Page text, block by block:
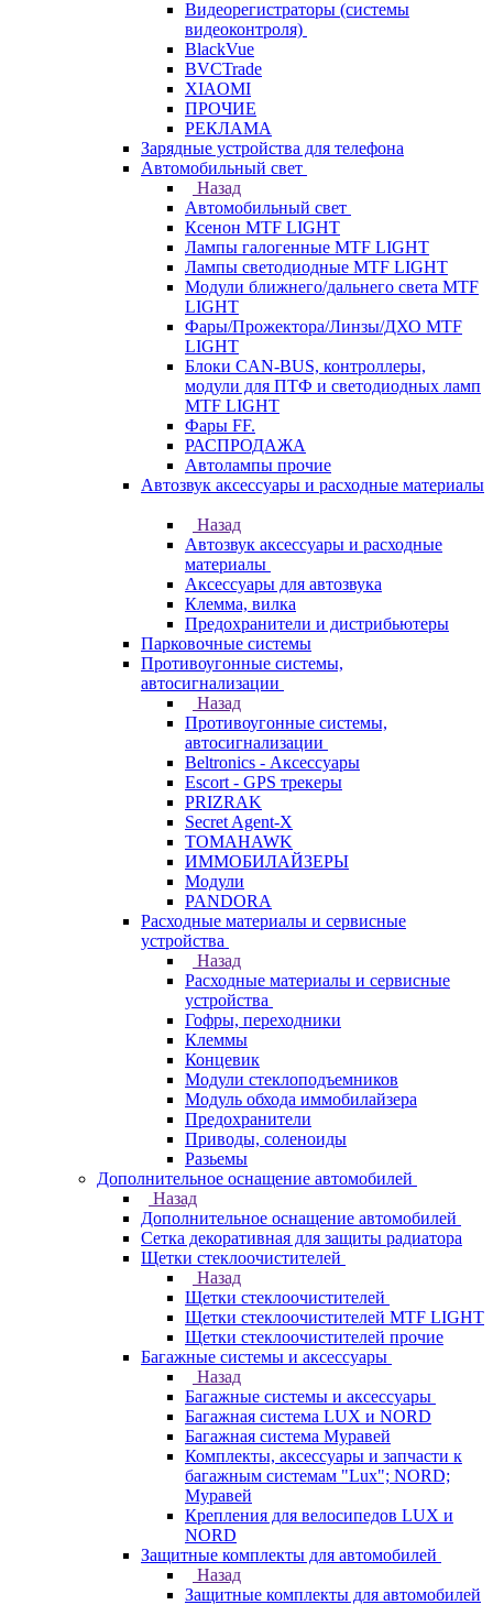
Видеорегистраторы (системы
видеоконтроля)
BlackVue
BVCTrade
XIAOMI
ПРОЧИЕ
РЕКЛАМА
Зарядные устройства для телефона
Автомобильный свет
Назад
Автомобильный свет
Ксенон MTF LIGHT
Лампы галогенные MTF LIGHT
Лампы светодиодные MTF LIGHT
Модули ближнего/дальнего света MTF
LIGHT
Фары/Прожектора/Линзы/ДХО MTF
LIGHT
Блоки CAN-BUS, контроллеры,
модули для ПТФ и светодиодных ламп
MTF LIGHT
Фары FF.
РАСПРОДАЖА
Автолампы прочие
Автозвук аксессуары и расходные материалы
Назад
Автозвук аксессуары и расходные
материалы
Аксессуары для автозвука
Клемма, вилка
Предохранители и дистрибьютеры
Парковочные системы
Противоугонные системы,
автосигнализации
Назад
Противоугонные системы,
автосигнализации
Beltronics - Аксессуары
Escort - GPS трекеры
PRIZRAK
Secret Agent-X
TOMAHAWK
ИММОБИЛАЙЗЕРЫ
Модули
PANDORA
Расходные материалы и сервисные
устройства
Назад
Расходные материалы и сервисные
устройства
Гофры, переходники
Клеммы
Концевик
Модули стеклоподъемников
Модуль обхода иммобилайзера
Предохранители
Приводы, соленоиды
Разьемы
Дополнительное оснащение автомобилей
Назад
Дополнительное оснащение автомобилей
Сетка декоративная для защиты радиатора
Щетки стеклоочистителей
Назад
Щетки стеклоочистителей
Щетки стеклоочистителей MTF LIGHT
Щетки стеклоочистителей прочие
Багажные системы и аксессуары
Назад
Багажные системы и аксессуары
Багажная система LUX и NORD
Багажная система Муравей
Комплекты, аксессуары и запчасти к
багажным системам "Lux"; NORD;
Муравей
Крепления для велосипедов LUX и
NORD
Защитные комплекты для автомобилей
Назад
Защитные комплекты для автомобилей